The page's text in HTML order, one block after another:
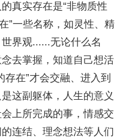
真实存在是“非物质性
”一些名称，如灵性、精
界观......无论什么名
去掌握，知道自己想活
在”才会交融、进入到
这副躯体，人生的意义
上所完成的事，情感交
连结、理念想法等人们